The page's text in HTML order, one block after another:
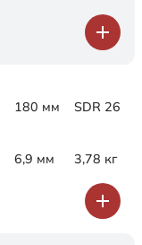
180 мм SDR 26
6,9 мм 3,78 кг